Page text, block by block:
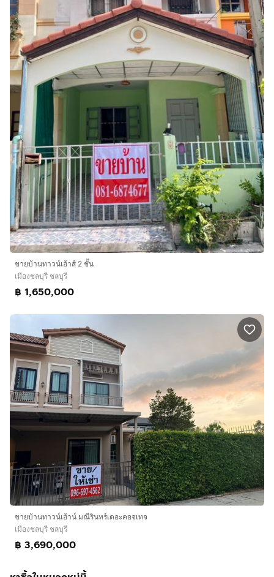
ขายบ้านทาวน์เฮ้าส์ 2 ชั้น
เมืองชลบุรี ชลบุรี
฿ 1,650,000
ขายบ้านทาวน์เฮ้าน์ มณีรินทร์เดอะคอจเทจ
เมืองชลบุรี ชลบุรี
฿ 3,690,000